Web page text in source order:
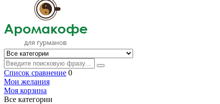
Список сравнение 0
Мои желания
Моя корзина
Все категории